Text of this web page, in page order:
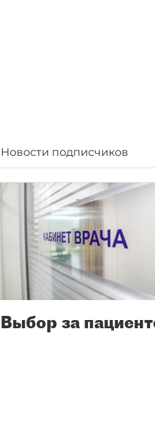
Новости подписчиков
Выбор за